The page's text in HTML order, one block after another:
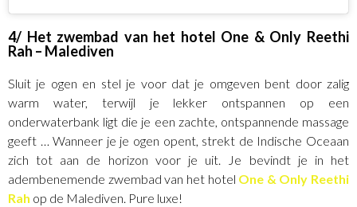
4/ Het zwembad van het hotel One & Only Reethi
Rah – Malediven
Sluit je ogen en stel je voor dat je omgeven bent door zalig
warm water, terwijl je lekker ontspannen op een
onderwaterbank ligt die je een zachte, ontspannende massage
geeft … Wanneer je je ogen opent, strekt de Indische Oceaan
zich tot aan de horizon voor je uit. Je bevindt je in het
adembenemende zwembad van het hotel One & Only Reethi
Rah op de Malediven. Pure luxe!